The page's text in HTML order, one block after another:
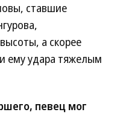
ставшие
а скорее
ему удара тяжелым
певец мог